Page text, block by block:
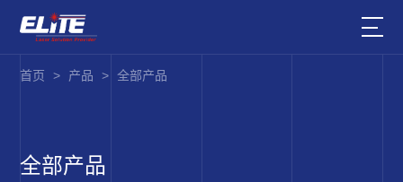
首页 > 产品 > 全部产品
全部产品